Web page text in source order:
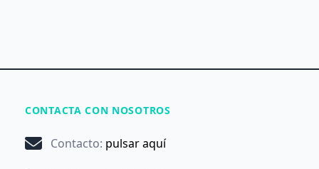
CONTACTA CON NOSOTROS
Contacto: pulsar aquí